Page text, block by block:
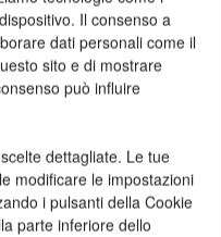
Il consenso a
dati personali come il
sito e di mostrare
può influire
dettagliate. Le tue
modificare le impostazioni
i pulsanti della Cookie
parte inferiore dello
Clark